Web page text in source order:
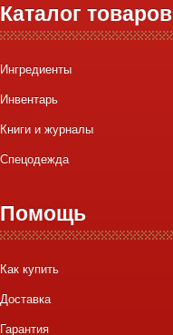
Каталог товаров
Ингредиенты
Инвентарь
Книги и журналы
Спецодежда
Помощь
Как купить
Доставка
Гарантия